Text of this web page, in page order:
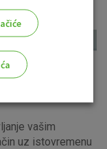
vašim
uz istovremenu